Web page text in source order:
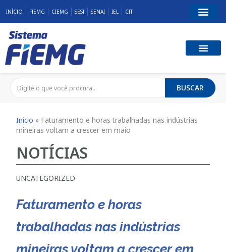
INÍCIO FIEMG CIEMG SESI SENAI IEL CIT
BUSCAR
Início » Faturamento e horas trabalhadas nas indústrias
mineiras voltam a crescer em maio
NOTÍCIAS
UNCATEGORIZED
Faturamento e horas
trabalhadas nas indústrias
mineiras voltam a crescer em